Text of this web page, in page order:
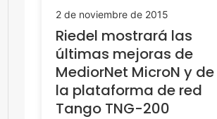
2 de noviembre de 2015
Riedel mostrará las
últimas mejoras de
MediorNet MicroN y de
la plataforma de red
Tango TNG-200